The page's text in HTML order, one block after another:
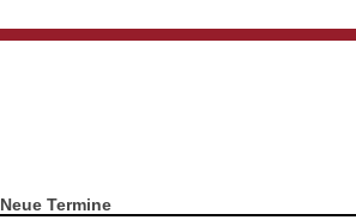
Neue Termine